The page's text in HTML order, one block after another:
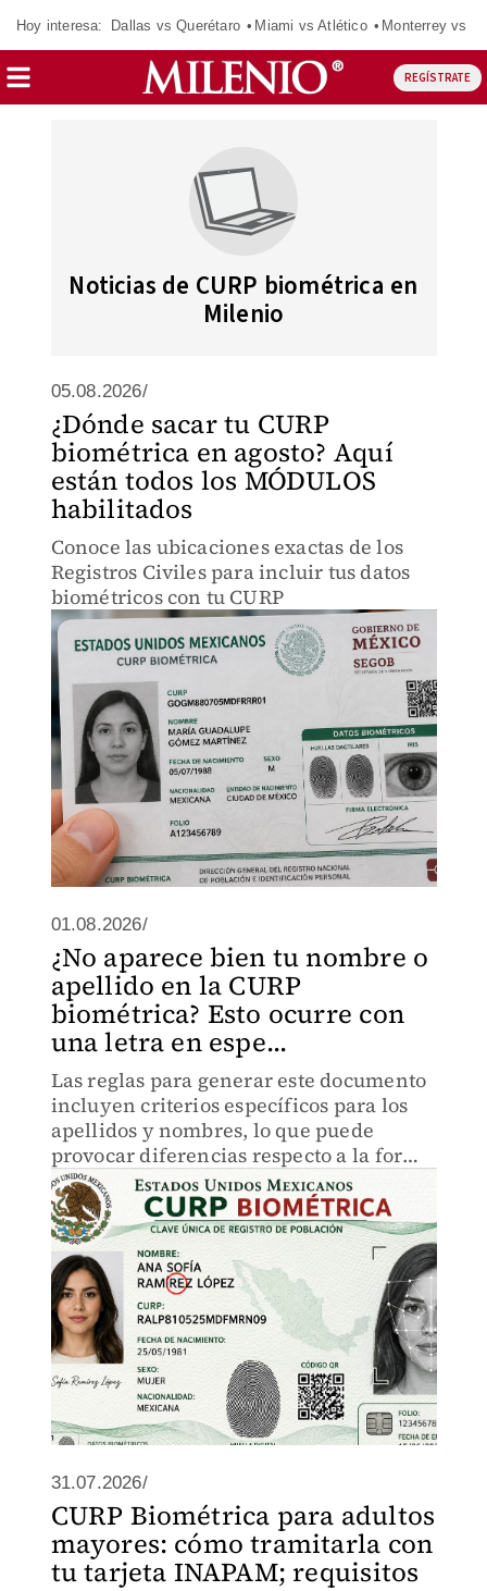
Hoy interesa: Dallas vs Querétaro Miami vs Atlético Monterrey vs
REGÍSTRATE
Noticias de CURP biométrica en
Milenio
05.08.2026/
¿Dónde sacar tu CURP
biométrica en agosto? Aquí
están todos los MÓDULOS
habilitados
Conoce las ubicaciones exactas de los
Registros Civiles para incluir tus datos
biométricos con tu CURP
01.08.2026/
¿No aparece bien tu nombre o
apellido en la CURP
biométrica? Esto ocurre con
una letra en espe...
Las reglas para generar este documento
incluyen criterios específicos para los
apellidos y nombres, lo que puede
provocar diferencias respecto a la forma
en que aparecen en el acta de
nacimiento.
31.07.2026/
CURP Biométrica para adultos
mayores: cómo tramitarla con
tu tarjeta INAPAM; requisitos